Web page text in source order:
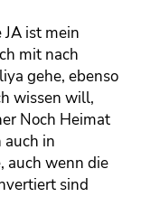
JA ist mein
mit nach
gehe, ebenso
wissen will,
Noch Heimat
in
auch wenn die
sind